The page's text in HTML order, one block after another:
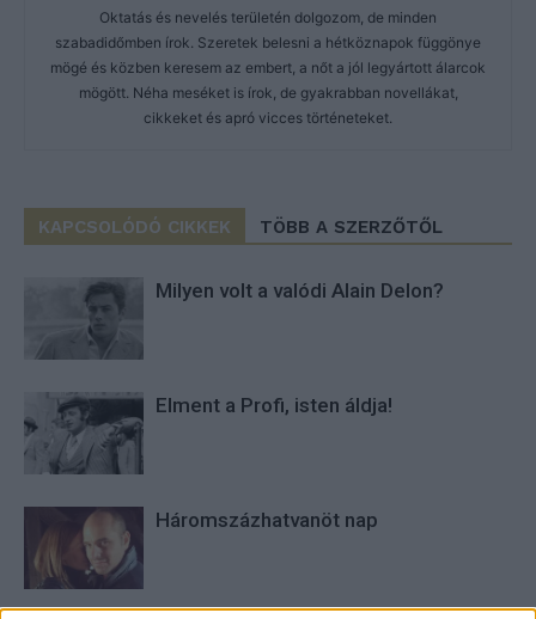
Oktatás és nevelés területén dolgozom, de minden
szabadidőmben írok. Szeretek belesni a hétköznapok függönye
mögé és közben keresem az embert, a nőt a jól legyártott álarcok
mögött. Néha meséket is írok, de gyakrabban novellákat,
cikkeket és apró vicces történeteket.
KAPCSOLÓDÓ CIKKEK TÖBB A SZERZŐTŐL
Milyen volt a valódi Alain Delon?
Elment a Profi, isten áldja!
Háromszázhatvanöt nap